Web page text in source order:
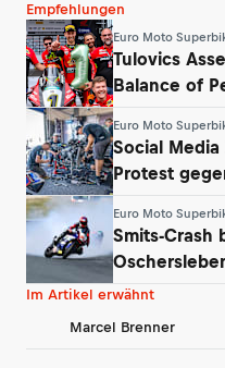
Empfehlungen
Euro Moto
Tulovics
Balance of
Euro Moto
Social Media
Protest
Euro Moto
Smits-Crash
Yamaha war‘s
Im Artikel erwähnt
Marcel Brenner